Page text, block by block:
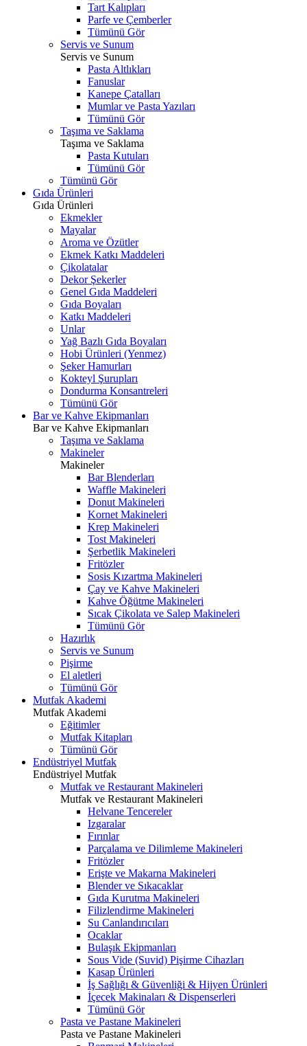
Tart Kalıpları
Parfe ve Çemberler
Tümünü Gör
Servis ve Sunum
Servis ve Sunum
Pasta Altlıkları
Fanuslar
Kanepe Çatalları
Mumlar ve Pasta Yazıları
Tümünü Gör
Taşıma ve Saklama
Taşıma ve Saklama
Pasta Kutuları
Tümünü Gör
Tümünü Gör
Gıda Ürünleri
Gıda Ürünleri
Ekmekler
Mayalar
Aroma ve Özütler
Ekmek Katkı Maddeleri
Çikolatalar
Dekor Şekerler
Genel Gıda Maddeleri
Gıda Boyaları
Katkı Maddeleri
Unlar
Yağ Bazlı Gıda Boyaları
Hobi Ürünleri (Yenmez)
Şeker Hamurları
Kokteyl Şurupları
Dondurma Konsantreleri
Tümünü Gör
Bar ve Kahve Ekipmanları
Bar ve Kahve Ekipmanları
Taşıma ve Saklama
Makineler
Makineler
Bar Blenderları
Waffle Makineleri
Donut Makineleri
Kornet Makineleri
Krep Makineleri
Tost Makineleri
Şerbetlik Makineleri
Fritözler
Sosis Kızartma Makineleri
Çay ve Kahve Makineleri
Kahve Öğütme Makineleri
Sıcak Çikolata ve Salep Makineleri
Tümünü Gör
Hazırlık
Servis ve Sunum
Pişirme
El aletleri
Tümünü Gör
Mutfak Akademi
Mutfak Akademi
Eğitimler
Mutfak Kitapları
Tümünü Gör
Endüstriyel Mutfak
Endüstriyel Mutfak
Mutfak ve Restaurant Makineleri
Mutfak ve Restaurant Makineleri
Helvane Tencereler
Izgaralar
Fırınlar
Parçalama ve Dilimleme Makineleri
Fritözler
Erişte ve Makarna Makineleri
Blender ve Sıkacaklar
Gıda Kurutma Makineleri
Filizlendirme Makineleri
Su Canlandırıcıları
Ocaklar
Bulaşık Ekipmanları
Sous Vide (Suvid) Pişirme Cihazları
Kasap Ürünleri
İş Sağlığı & Güvenliği & Hijyen Ürünleri
İçecek Makinaları & Dispenserleri
Tümünü Gör
Pasta ve Pastane Makineleri
Pasta ve Pastane Makineleri